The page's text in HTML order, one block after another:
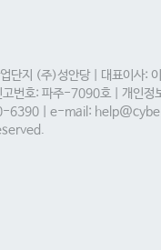
단지 (주)성안당 | 대표이사:
번호: 파주-7090호 | 개인정
6390 | e-mail: